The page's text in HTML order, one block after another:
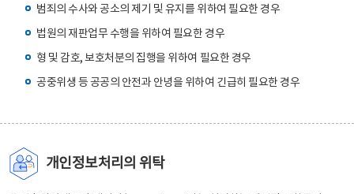
범죄의 수사와 공소의 제기 및 유지를 위하여 필요한 경우
법원의 재판업무 수행을 위하여 필요한 경우
형 및 감호, 보호처분의 집행을 위하여 필요한 경우
공중위생 등 공공의 안전과 안녕을 위하여 긴급히 필요한 경우
개인정보처리의 위탁